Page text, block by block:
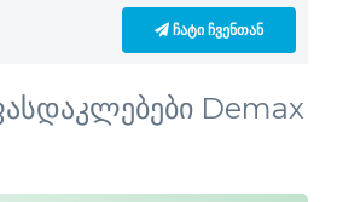
ᲩᲐᲢᲘ ᲩᲕᲔᲜᲗᲐᲜ
Demax